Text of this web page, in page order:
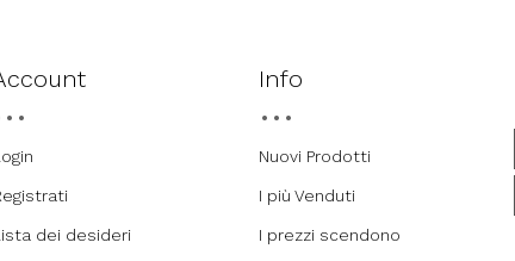
dei desideri
Info
Nuovi Prodotti
I più Venduti
I prezzi scendono